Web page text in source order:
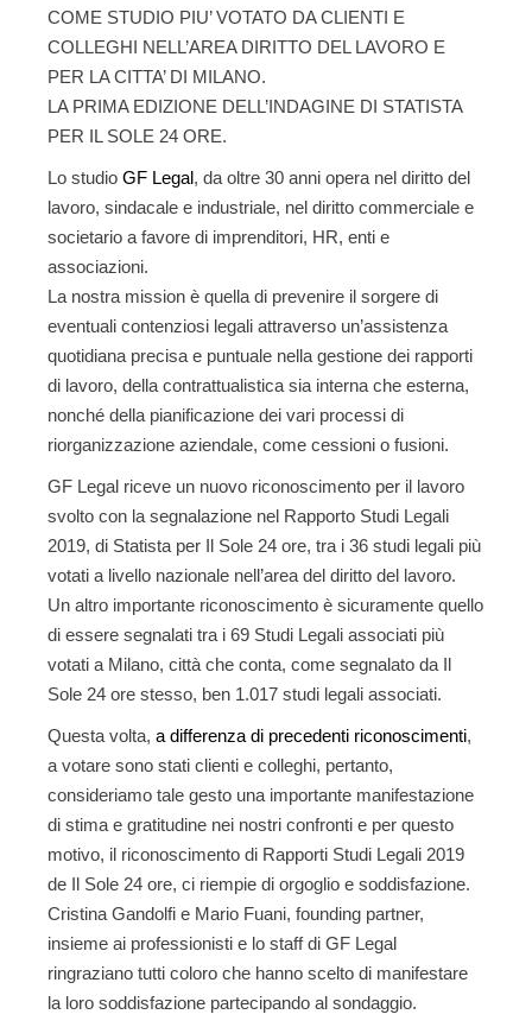
COME STUDIO PIU’ VOTATO DA CLIENTI E
COLLEGHI NELL’AREA DIRITTO DEL LAVORO E
PER LA CITTA’ DI MILANO.
LA PRIMA EDIZIONE DELL’INDAGINE DI STATISTA
PER IL SOLE 24 ORE.
Lo studioGF Legal, da oltre 30 anni opera nel diritto del
lavoro, sindacale e industriale, nel diritto commerciale e
societario a favore di imprenditori, HR, enti e
associazioni.
La nostra mission è quella di prevenire il sorgere di
eventuali contenziosi legali attraverso un’assistenza
quotidiana precisa e puntuale nella gestione dei rapporti
di lavoro, della contrattualistica sia interna che esterna,
nonché della pianificazione dei vari processi di
riorganizzazione aziendale, come cessioni o fusioni.
GF Legal riceve un nuovo riconoscimento per il lavoro
svolto con la segnalazione nel Rapporto Studi Legali
2019, di Statista per Il Sole 24 ore, tra i 36 studi legali più
votati a livello nazionale nell’area del diritto del lavoro.
Un altro importante riconoscimento è sicuramente quello
di essere segnalatitra i 69 Studi Legali associati più
votati a Milano, città che conta, come segnalato da Il
Sole 24 ore stesso, ben 1.017 studi legali associati.
Questa volta,a differenza di precedenti riconoscimenti,
a votare sono stati clienti e colleghi, pertanto,
consideriamo tale gesto una importante manifestazione
di stima e gratitudine nei nostri confronti e per questo
motivo, il riconoscimento di Rapporti Studi Legali 2019
de Il Sole 24 ore, ci riempie di orgoglio e soddisfazione.
Cristina Gandolfi e Mario Fuani, founding partner,
insieme ai professionisti e lo staff di GF Legal
ringraziano tutti coloro che hanno scelto di manifestare
la loro soddisfazione partecipando al sondaggio.